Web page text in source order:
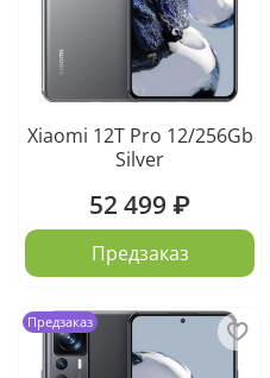
Xiaomi 12T Pro 12/256Gb
Silver
52 499 ₽
Предзаказ
Предзаказ